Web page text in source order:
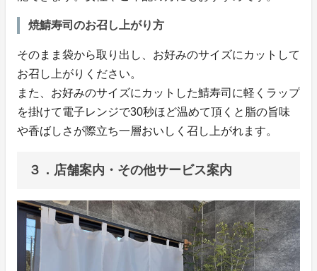
焼鯖寿司のお召し上がり方
そのまま袋から取り出し、お好みのサイズにカットして
お召し上がりください。
また、お好みのサイズにカットした鯖寿司に軽くラップ
を掛けて電子レンジで30秒ほど温めて頂くと脂の旨味
や香ばしさが際立ち一層おいしく召し上がれます。
３．店舗案内・その他サービス案内